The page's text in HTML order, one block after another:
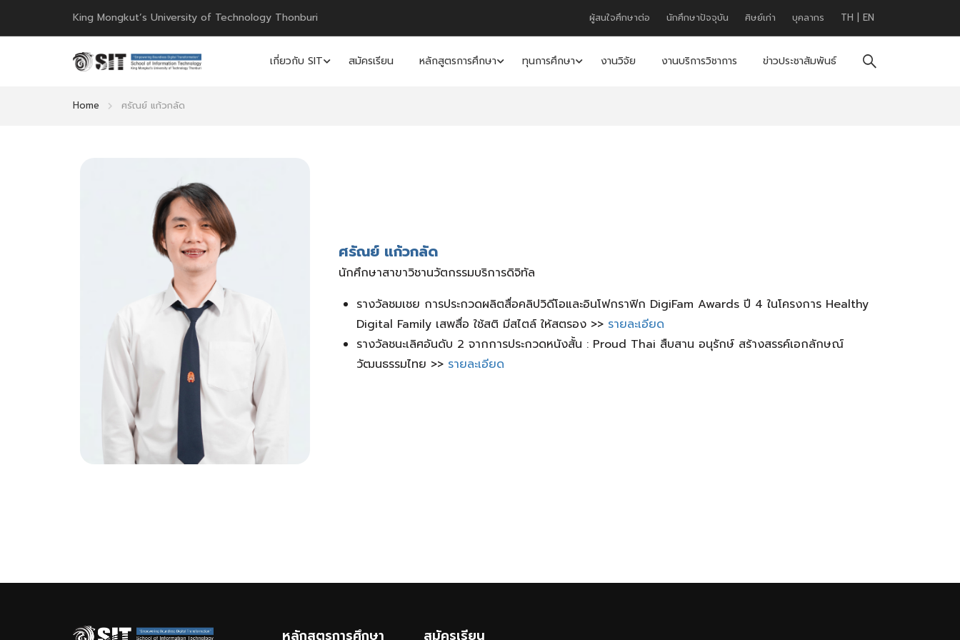
King Mongkut’s University of Technology Thonburi ผู้สนใจศึกษาต่อ นักศึกษาปัจจุบัน ศิษย์เก่า บุคลากร TH | EN
เกี่ยวกับ SIT สมัครเรียน หลักสูตรการศึกษา ทุนการศึกษา งานวิจัย งานบริการวิชาการ ข่าวประชาสัมพันธ์
Home ศรัณย์ แก้วกลัด
ศรัณย์ แก้วกลัด
นักศึกษาสาขาวิชานวัตกรรมบริการดิจิทัล
รางวัลชมเชย การประกวดผลิตสื่อคลิปวิดีโอและอินโฟกราฟิก DigiFam Awards ปี 4 ในโครงการ Healthy
Digital Family เสพสื่อ ใช้สติ มีสไตล์ ให้สตรอง >> รายละเอียด
รางวัลชนะเลิศอันดับ 2 จากการประกวดหนังสั้น : Proud Thai สืบสาน อนุรักษ์ สร้างสรรค์เอกลักษณ์
วัฒนธรรมไทย >> รายละเอียด
หลักสูตรการศึกษา สมัครเรียน